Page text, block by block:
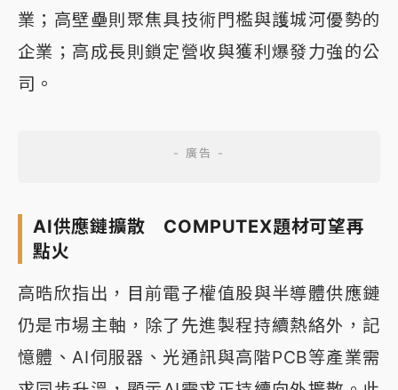
業；高壁壘則聚焦具技術門檻與護城河優勢的
企業；高成長則鎖定營收與獲利爆發力強的公
司。
AI供應鏈擴散 COMPUTEX題材可望再
點火
高晧欣指出，目前電子權值股與半導體供應鏈
仍是市場主軸，除了先進製程持續熱絡外，記
憶體、AI伺服器、光通訊與高階PCB等產業需